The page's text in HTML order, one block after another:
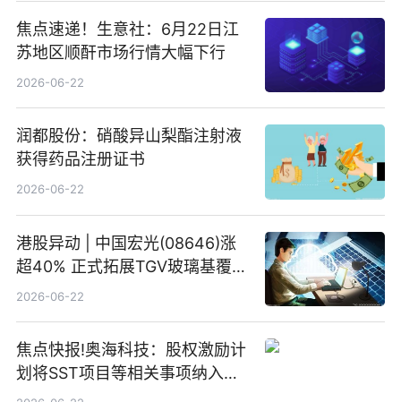
焦点速递！生意社：6月22日江
苏地区顺酐市场行情大幅下行
2026-06-22
润都股份：硝酸异山梨酯注射液
获得药品注册证书
2026-06-22
港股异动 | 中国宏光(08646)涨
超40% 正式拓展TGV玻璃基覆铜
板新材料业务
2026-06-22
焦点快报!奥海科技：股权激励计
划将SST项目等相关事项纳入专
项业务发展考核指标